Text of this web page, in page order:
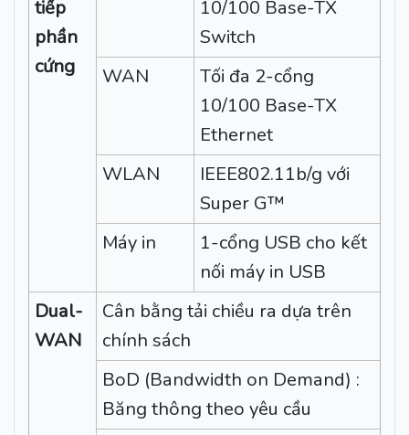
tiếp
phần
cứng
10/100 Base-TX
Switch
WAN
Tối đa 2-cổng
10/100 Base-TX
Ethernet
WLAN
IEEE802.11b/g với
Super G™
Máy in
1-cổng USB cho kết
nối máy in USB
Dual-
WAN
Cân bằng tải chiều ra dựa trên
chính sách
BoD (Bandwidth on Demand) :
Băng thông theo yêu cầu